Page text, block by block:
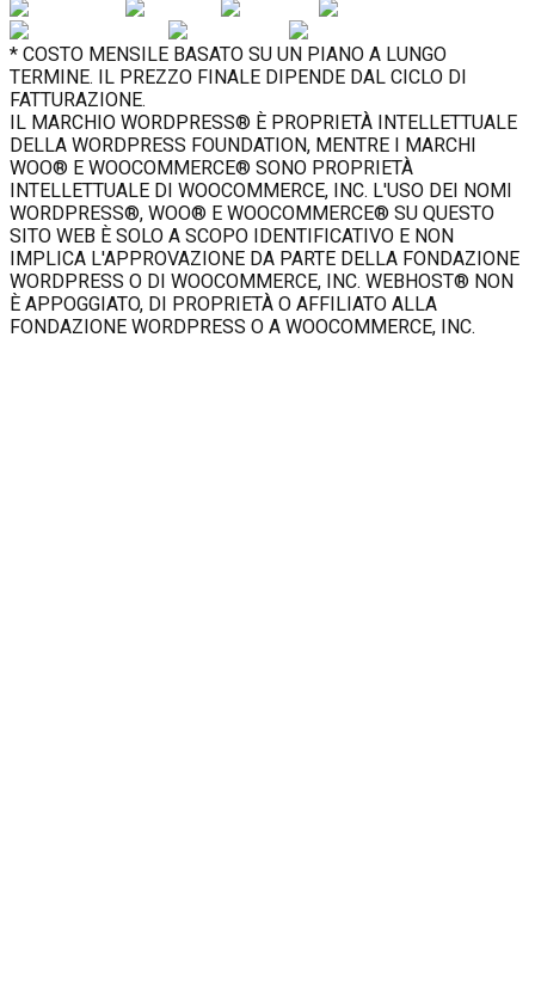
* COSTO MENSILE BASATO SU UN PIANO A LUNGO
TERMINE. IL PREZZO FINALE DIPENDE DAL CICLO DI
FATTURAZIONE.
IL MARCHIO WORDPRESS® È PROPRIETÀ INTELLETTUALE
DELLA WORDPRESS FOUNDATION, MENTRE I MARCHI
WOO® E WOOCOMMERCE® SONO PROPRIETÀ
INTELLETTUALE DI WOOCOMMERCE, INC. L'USO DEI NOMI
WORDPRESS®, WOO® E WOOCOMMERCE® SU QUESTO
SITO WEB È SOLO A SCOPO IDENTIFICATIVO E NON
IMPLICA L'APPROVAZIONE DA PARTE DELLA FONDAZIONE
WORDPRESS O DI WOOCOMMERCE, INC. WEBHOST® NON
È APPOGGIATO, DI PROPRIETÀ O AFFILIATO ALLA
FONDAZIONE WORDPRESS O A WOOCOMMERCE, INC.